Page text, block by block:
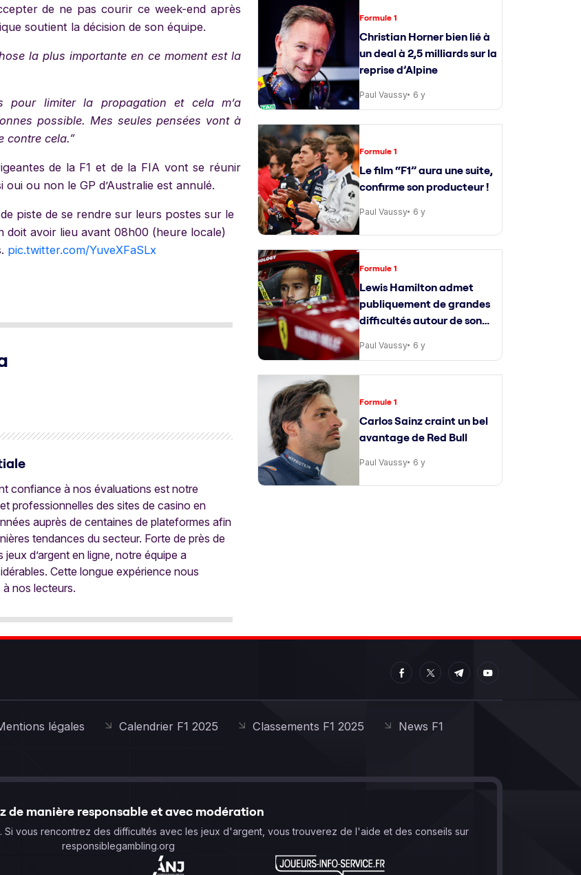
de ne pas courir ce week-end après
soutient la décision de son équipe.
la plus importante en ce moment est la
limiter la propagation et cela m’a
possible. Mes seules pensées vont à
contre cela.”
de la F1 et de la FIA vont se réunir
ou non le GP d’Australie est annulé.
piste de se rendre sur leurs postes sur le
doit avoir lieu avant 08h00 (heure locale)
pic.twitter.com/YuveXFaSLx
confiance à nos évaluations est notre
professionnelles des sites de casino en
auprès de centaines de plateformes afin
tendances du secteur. Forte de près de
d’argent en ligne, notre équipe a
Cette longue expérience nous
à nos lecteurs.
Formule 1
Christian Horner bien lié à
un deal à 2,5 milliards sur la
reprise d’Alpine
Paul Vaussy 6 y
Formule 1
Le film “F1” aura une suite,
confirme son producteur !
Paul Vaussy 6 y
Formule 1
Lewis Hamilton admet
publiquement de grandes
difficultés autour de son
ingénieur de course
Paul Vaussy 6 y
Formule 1
Carlos Sainz craint un bel
avantage de Red Bull
Paul Vaussy 6 y
légales Calendrier F1 2025 Classements F1 2025
News F1
de manière responsable et avec modération
Si vous rencontrez des difficultés avec les jeux d'argent, vous trouverez de l'aide et des conseils sur
responsiblegambling.org